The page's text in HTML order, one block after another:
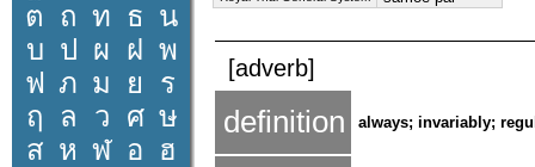
ต ถ ท ธ น
บ ป ผ ฝ พ
ฟ ภ ม ย
ร
ฤ
ล ว ศ ษ
ส ห ฬ อ ฮ
[adverb]
definition always; invariably;